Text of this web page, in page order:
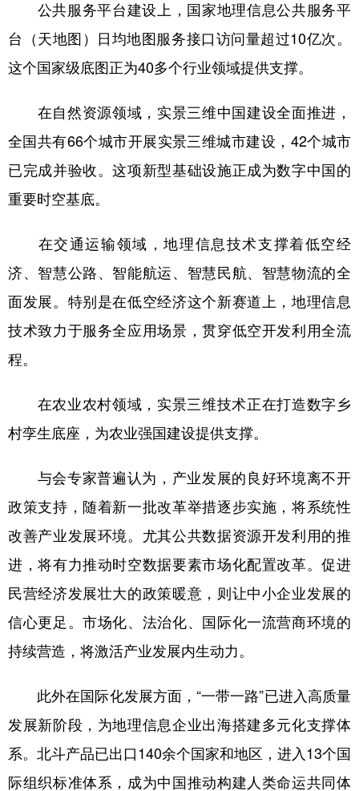
公共服务平台建设上，国家地理信息公共服务平
台（天地图）日均地图服务接口访问量超过10亿次。
这个国家级底图正为40多个行业领域提供支撑。
在自然资源领域，实景三维中国建设全面推进，
全国共有66个城市开展实景三维城市建设，42个城市
已完成并验收。这项新型基础设施正成为数字中国的
重要时空基底。
在交通运输领域，地理信息技术支撑着低空经
济、智慧公路、智能航运、智慧民航、智慧物流的全
面发展。特别是在低空经济这个新赛道上，地理信息
技术致力于服务全应用场景，贯穿低空开发利用全流
程。
在农业农村领域，实景三维技术正在打造数字乡
村孪生底座，为农业强国建设提供支撑。
与会专家普遍认为，产业发展的良好环境离不开
政策支持，随着新一批改革举措逐步实施，将系统性
改善产业发展环境。尤其公共数据资源开发利用的推
进，将有力推动时空数据要素市场化配置改革。促进
民营经济发展壮大的政策暖意，则让中小企业发展的
信心更足。市场化、法治化、国际化一流营商环境的
持续营造，将激活产业发展内生动力。
此外在国际化发展方面，“一带一路”已进入高质量
发展新阶段，为地理信息企业出海搭建多元化支撑体
系。北斗产品已出口140余个国家和地区，进入13个国
际组织标准体系，成为中国推动构建人类命运共同体